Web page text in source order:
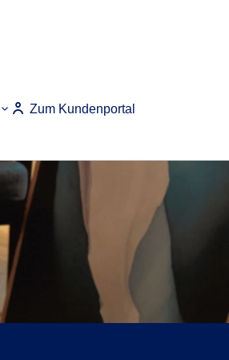
Zum Kundenportal